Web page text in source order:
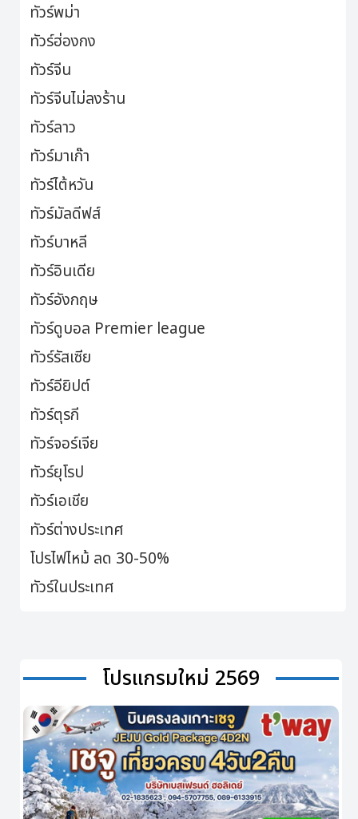
ทัวร์พม่า
ทัวร์ฮ่องกง
ทัวร์จีน
ทัวร์จีนไม่ลงร้าน
ทัวร์ลาว
ทัวร์มาเก๊า
ทัวร์ไต้หวัน
ทัวร์มัลดีฟส์
ทัวร์บาหลี
ทัวร์อินเดีย
ทัวร์อังกฤษ
ทัวร์ดูบอล Premier league
ทัวร์รัสเซีย
ทัวร์อียิปต์
ทัวร์ตุรกี
ทัวร์จอร์เจีย
ทัวร์ยุโรป
ทัวร์เอเชีย
ทัวร์ต่างประเทศ
โปรไฟไหม้ ลด 30-50%
ทัวร์ในประเทศ
โปรแกรมใหม่ 2569